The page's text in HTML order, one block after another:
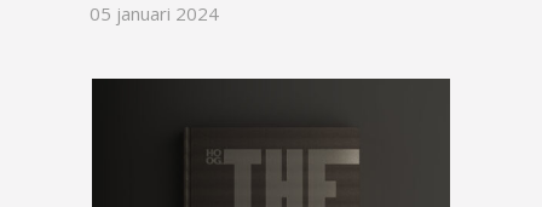
05 januari 2024